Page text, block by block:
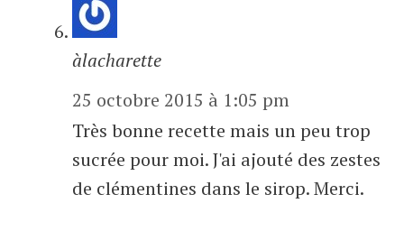
àlacharette
25 octobre 2015 à 1:05 pm
Très bonne recette mais un peu trop
sucrée pour moi. J'ai ajouté des zestes
de clémentines dans le sirop. Merci.